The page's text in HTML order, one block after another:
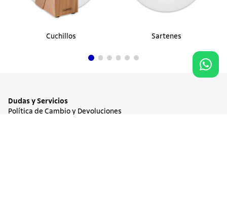
Cuchillos Sartenes
Dudas y Servicios
Política de Cambio y Devoluciones